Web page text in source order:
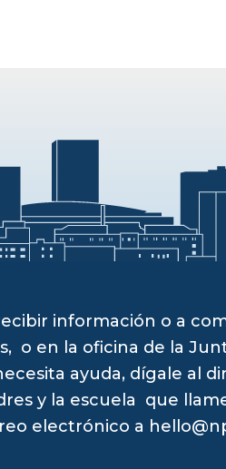
información o a
o en la oficina de la
ayuda, dígale al
y la escuela que
electrónico a